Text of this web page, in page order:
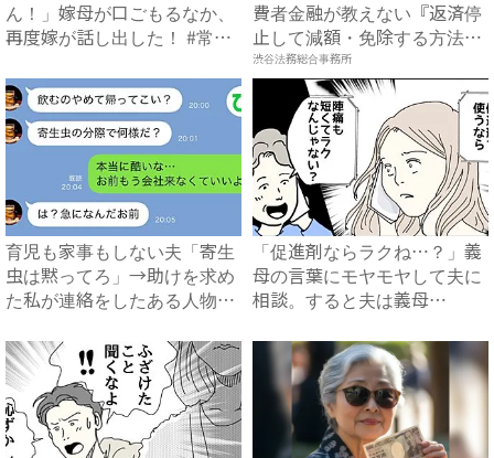
ん！」嫁母が口ごもるなか、
再度嫁が話し出した！ #常識
費者金融が教えない『返済停
止して減額・免除する方法』
で...
渋谷法務総合事務所
育児も家事もしない夫「寄生
虫は黙ってろ」→助けを求め
た私が連絡をしたある人物と
「促進剤ならラクね…？」義
母の言葉にモヤモヤして夫に
相談。すると夫は義母